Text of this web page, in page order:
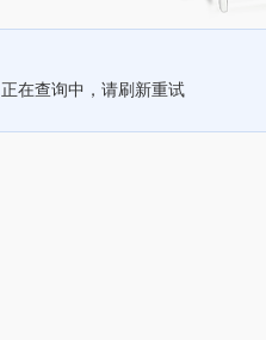
正在查询中，请刷新重试